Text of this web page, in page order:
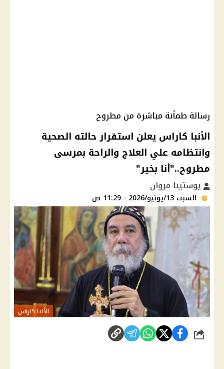
رسالة طمأنة مباشرة من مطروح
الأنبا كاراس يعلن استقرار حالته الصحية
وانتظامه علي العلاج والراحة بمرسى
مطروح.."أنا بخير"
يوستينا مروان
السبت 13/يونيو/2026 - 11:29 ص
الأنبا كاراس
شارك